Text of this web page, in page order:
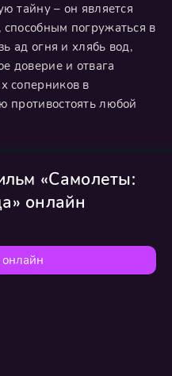
тайну – он является
погружаться в
ад огня и хлябь вод,
доверие и отвага
соперников в
противостоять любой
«Самолеты:
онлайн